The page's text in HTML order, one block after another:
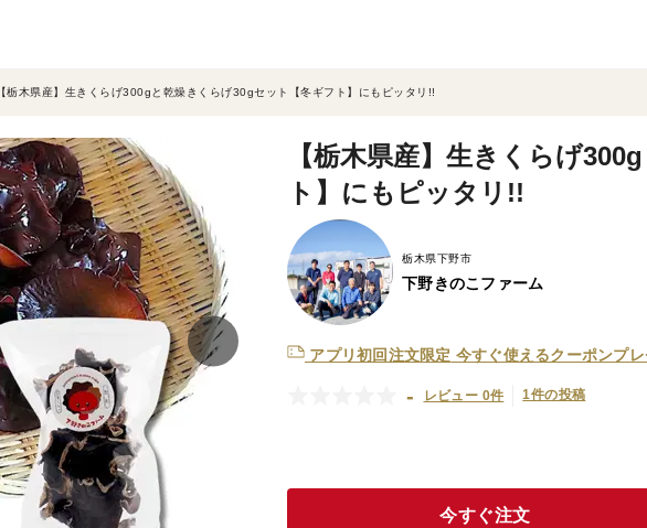
【栃木県産】生きくらげ300gと乾燥きくらげ30gセット【冬ギフト】にもピッタリ!!
【栃木県産】生きくらげ
ト】にもピッタリ!!
栃木県下野市
下野きのこファーム
アプリ初回注文限定 今すぐ使えるクーポンプ
- レビュー 0件 1件の投稿
今すぐ注文